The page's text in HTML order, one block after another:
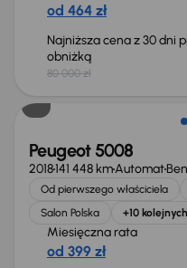
od 464 zł
Najniższa cena z 30 dni
obniżką
80 000 zł
Możliwość odliczenia VAT
Peugeot 5008
2018141 448 kmAutomat
Od pierwszego właściciela
Salon Polska
+10 kolejnych
Miesięczna rata
od 399 zł